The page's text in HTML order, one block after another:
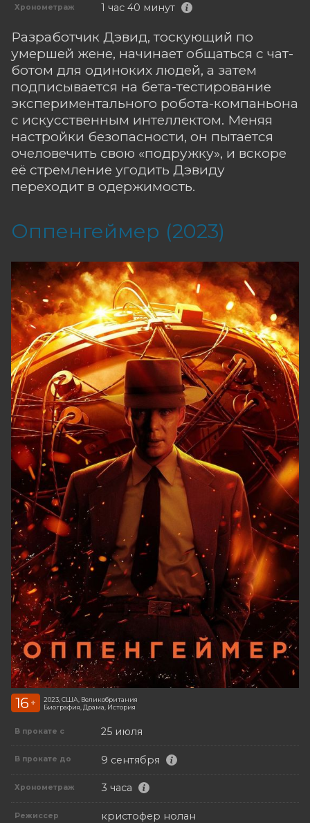
Хронометраж 1 час 40 минут
Разработчик Дэвид, тоскующий по
умершей жене, начинает общаться с чат-
ботом для одиноких людей, а затем
подписывается на бета-тестирование
экспериментального робота-компаньона
с искусственным интеллектом. Меняя
настройки безопасности, он пытается
очеловечить свою «подружку», и вскоре
её стремление угодить Дэвиду
переходит в одержимость.
Оппенгеймер (2023)
16 +
2023, США, Великобритания
Биография, Драма, История
В прокате с 25 июля
В прокате до 9 сентября
Хронометраж 3 часа
Режиссер кристофер нолан